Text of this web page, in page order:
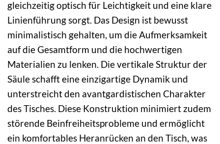
gleichzeitig optisch für Leichtigkeit und eine klare
Linienführung sorgt. Das Design ist bewusst
minimalistisch gehalten, um die Aufmerksamkeit
auf die Gesamtform und die hochwertigen
Materialien zu lenken. Die vertikale Struktur der
Säule schafft eine einzigartige Dynamik und
unterstreicht den avantgardistischen Charakter
des Tisches. Diese Konstruktion minimiert zudem
störende Beinfreiheitsprobleme und ermöglicht
ein komfortables Heranrücken an den Tisch, was